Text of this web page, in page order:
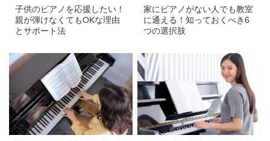
子供のピアノを応援したい！
親が弾けなくてもOKな理由
とサポート法
家にピアノがない人でも教室
に通える！知っておくべき6
つの選択肢
a